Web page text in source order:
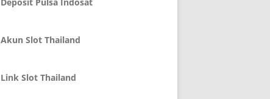
Akun Slot Thailand
Link Slot Thailand